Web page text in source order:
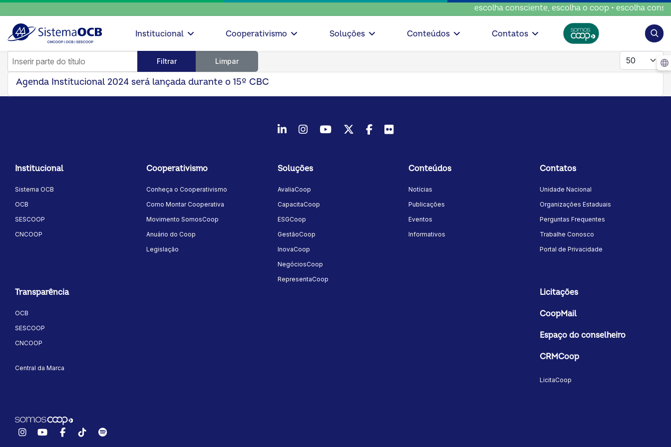
escolha consciente, escolha o coop • escolha
Institucional Cooperativismo Soluções Conteúdos Contatos
Inserir parte do título
Filtrar Limpar
Mostrar #
Agenda Institucional 2024 será lançada durante o 15º CBC
LinkedInInstagram
YoutubeTwitter/X
Facebook
Flickr
Institucional
Sistema OCB
OCB
SESCOOP
CNCOOP
Cooperativismo
Conheça o Cooperativismo
Como Montar Cooperativa
Movimento SomosCoop
Anuário do Coop
Legislação
Soluções
AvaliaCoop
CapacitaCoop
ESGCoop
GestãoCoop
InovaCoop
NegóciosCoop
RepresentaCoop
Conteúdos
Notícias
Publicações
Eventos
Informativos
Contatos
Unidade Nacional
Organizações Estaduais
Perguntas Frequentes
Trabalhe Conosco
Portal de Privacidade
Transparência
OCB
SESCOOP
CNCOOP
Central da Marca
Licitações
CoopMail
Espaço do conselheiro
CRMCoop
LicitaCoop
InstagramYouTubeFacebook
TikTokSpotify